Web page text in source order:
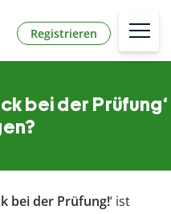
Registrieren
bei der Prüfung‘
bei der Prüfung!‘ ist